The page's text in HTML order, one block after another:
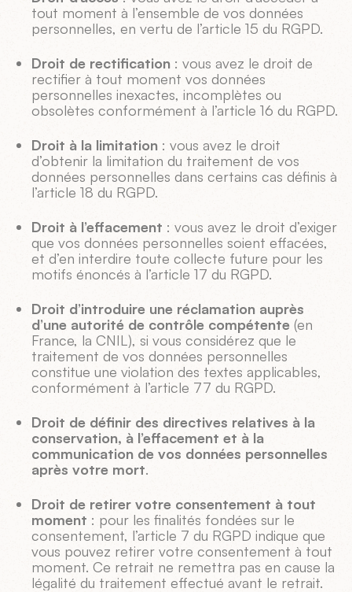
tout moment à l’ensemble de vos données
personnelles, en vertu de l’article 15 du RGPD.
Droit de rectification : vous avez le droit de
rectifier à tout moment vos données
personnelles inexactes, incomplètes ou
obsolètes conformément à l’article 16 du RGPD.
Droit à la limitation : vous avez le droit
d’obtenir la limitation du traitement de vos
données personnelles dans certains cas définis à
l’article 18 du RGPD.
Droit à l’effacement : vous avez le droit d’exiger
que vos données personnelles soient effacées,
et d’en interdire toute collecte future pour les
motifs énoncés à l’article 17 du RGPD.
Droit d’introduire une réclamation auprès
d’une autorité de contrôle compétente (en
France, la CNIL), si vous considérez que le
traitement de vos données personnelles
constitue une violation des textes applicables,
conformément à l’article 77 du RGPD.
Droit de définir des directives relatives à la
conservation, à l’effacement et à la
communication de vos données personnelles
après votre mort.
Droit de retirer votre consentement à tout
moment : pour les finalités fondées sur le
consentement, l’article 7 du RGPD indique que
vous pouvez retirer votre consentement à tout
moment. Ce retrait ne remettra pas en cause la
légalité du traitement effectué avant le retrait.